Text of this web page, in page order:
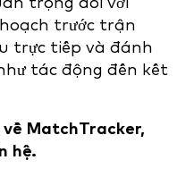
trước trận
trực tiếp và đánh
tác động đến kết
MatchTracker,
hệ.